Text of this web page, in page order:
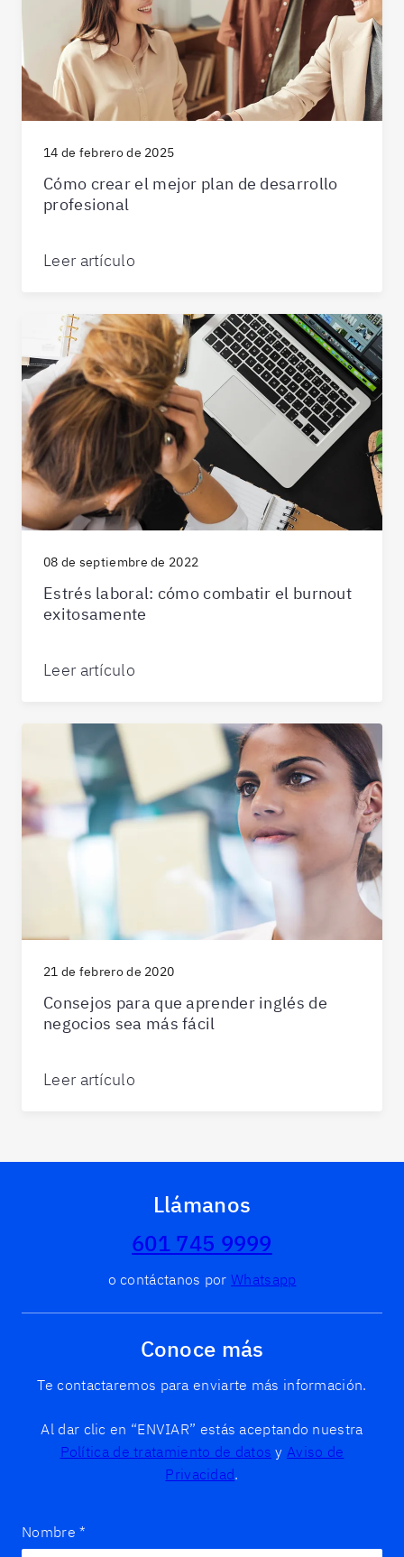
14 de febrero de 2025
Cómo crear el mejor plan de desarrollo
profesional
Leer artículo
08 de septiembre de 2022
Estrés laboral: cómo combatir el burnout
exitosamente
Leer artículo
21 de febrero de 2020
Consejos para que aprender inglés de
negocios sea más fácil
Leer artículo
Llámanos
601 745 9999
o contáctanos por Whatsapp
Conoce más
Te contactaremos para enviarte más información.
Al dar clic en “ENVIAR” estás aceptando nuestra
Política de tratamiento de datos y Aviso de
Privacidad.
Nombre *